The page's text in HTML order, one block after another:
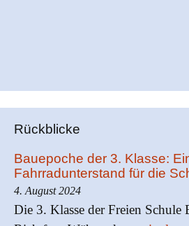
Rückblicke
Bauepoche der 3. Klasse:
Fahrradunterstand für die
4. August 2024
Die 3. Klasse der Freien Schule